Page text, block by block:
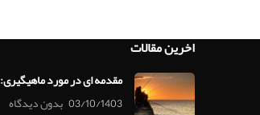
اخرین مقالات
مقدمه ای در مورد ماهیگیری:
03/10/1403 بدون دیدگاه